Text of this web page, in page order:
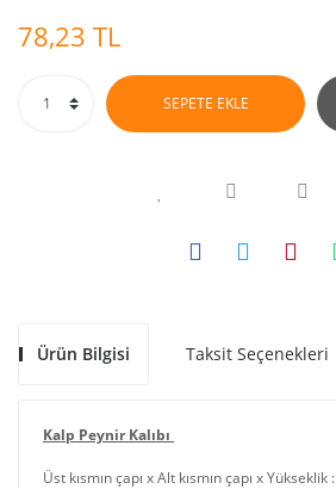
78,23 TL
SEPETE EKLE
Ürün Bilgisi Taksit Seçenekleri
Kalp Peynir Kalıbı
Üst kısmın çapı x Alt kısmın çapı x Yükseklik :